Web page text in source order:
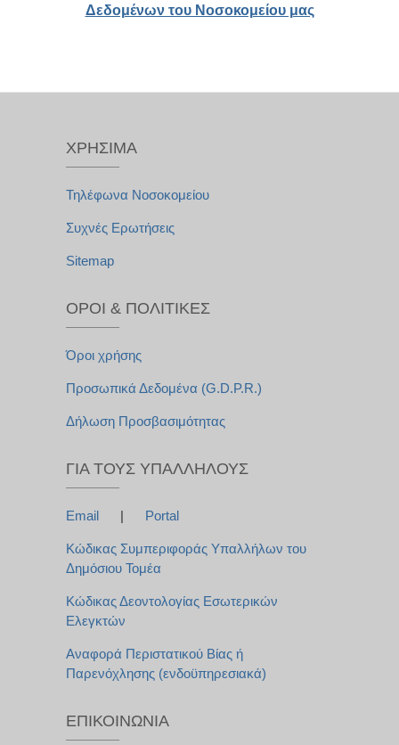
Δεδομένων του Νοσοκομείου μας
ΧΡΉΣΙΜΑ
Τηλέφωνα Νοσοκομείου
Συχνές Ερωτήσεις
Sitemap
ΌΡΟΙ & ΠΟΛΙΤΙΚΈΣ
Όροι χρήσης
Προσωπικά Δεδομένα (G.D.P.R.)
Δήλωση Προσβασιμότητας
ΓΙΑ ΤΟΥΣ ΥΠΑΛΛΉΛΟΥΣ
Email | Portal
Κώδικας Συμπεριφοράς Υπαλλήλων του
Δημόσιου Τομέα
Κώδικας Δεοντολογίας Εσωτερικών
Ελεγκτών
Αναφορά Περιστατικού Βίας ή
Παρενόχλησης (ενδοϋπηρεσιακά)
ΕΠΙΚΟΙΝΩΝΊΑ